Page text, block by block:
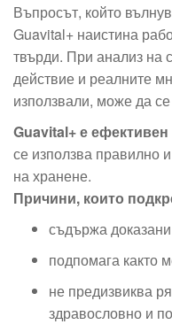
Въпросът, който
Guavital+ наистина
твърди. При анализ на
действие и реалните
използвали, може да
Guavital+ е
се използва правилно
на хранене.
Причини, които
съдържа
подпомага както
не предизвиква
здравословно и